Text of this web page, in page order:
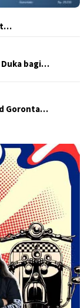
Duka bagi…
Goronta…